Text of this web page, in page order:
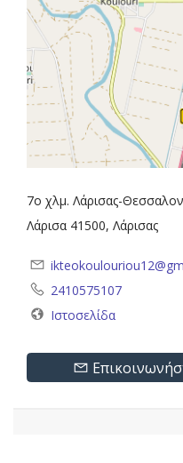
7ο χλμ. Λάρισας-
Λάρισα 41500, Λάρισας
2410575107
Ιστοσελίδα